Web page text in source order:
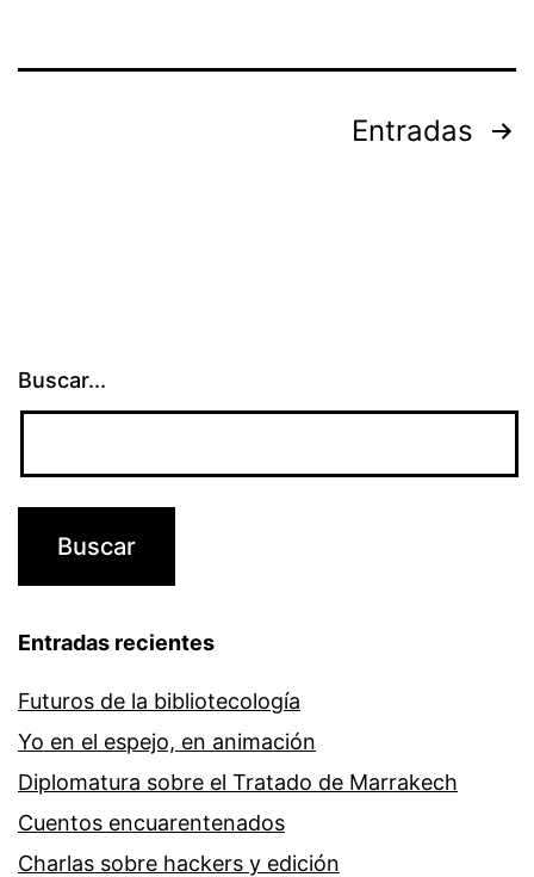
Entradas
Buscar...
Entradas recientes
Futuros de la bibliotecología
Yo en el espejo, en animación
Diplomatura sobre el Tratado de Marrakech
Cuentos encuarentenados
Charlas sobre hackers y edición